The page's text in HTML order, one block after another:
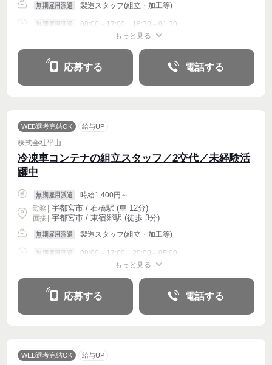
無期雇用派遣 製造スタッフ(組立・加工等)
無期雇用派遣 08:00～17:00、16:30～01:30
もっと見る
応募する 電話する
WEB選考完結OK 給与UP
株式会社平山
冷凍車コンテナの組立スタッフ／2交代／未経験活
躍中
無期雇用派遣
時給1,400円～
|勤務 宇都宮市 / 石橋駅 (車 12分)
| 面接 | 宇都宮市 / 東宿郷駅 (徒歩 3分)
無期雇用派遣 製造スタッフ(組立・加工等)
無期雇用派遣 08:00～17:00、20:00～05:00
もっと見る
応募する 電話する
WEB選考完結OK 給与UP